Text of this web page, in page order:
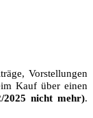
Vorstellungen
Kauf über einen
2025 nicht mehr).